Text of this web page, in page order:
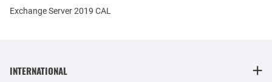
Exchange Server 2019 CAL
INTERNATIONAL